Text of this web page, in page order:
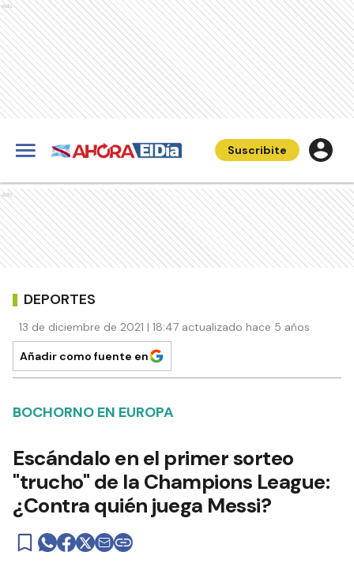
Ads
Suscribite
Ads
DEPORTES
13 de diciembre de 2021 | 18:47 actualizado hace 5 años
Añadir como fuente en
BOCHORNO EN EUROPA
Escándalo en el primer sorteo
"trucho" de la Champions League:
¿Contra quién juega Messi?